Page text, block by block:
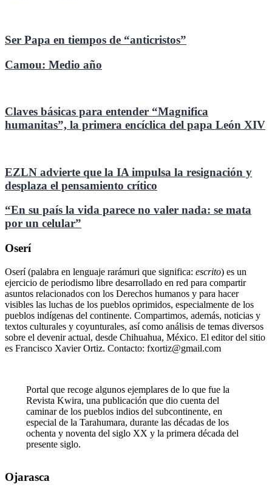
Ser Papa en tiempos de “anticristos”
Camou: Medio año
Claves básicas para entender “Magnifica
humanitas”, la primera encíclica del papa León XIV
EZLN advierte que la IA impulsa la resignación y
desplaza el pensamiento crítico
“En su país la vida parece no valer nada: se mata
por un celular”
Oserí
Oserí (palabra en lenguaje rarámuri que significa: escrito) es un
ejercicio de periodismo libre desarrollado en red para compartir
asuntos relacionados con los Derechos humanos y para hacer
visibles las luchas de los pueblos oprimidos, especialmente de los
pueblos indígenas del continente. Compartimos, además, noticias y
textos culturales y coyunturales, así como análisis de temas diversos
sobre el devenir actual, desde Chihuahua, México. El editor del sitio
es Francisco Xavier Ortiz. Contacto: fxortiz@gmail.com
Portal que recoge algunos ejemplares de lo que fue la
Revista Kwira, una publicación que dio cuenta del
caminar de los pueblos indios del subcontinente, en
especial de la Tarahumara, durante las décadas de los
ochenta y noventa del siglo XX y la primera década del
presente siglo.
Ojarasca